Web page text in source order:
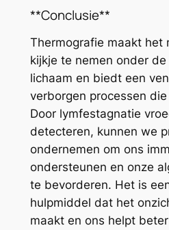
**Conclusie**
Thermografie maakt het
kijkje te nemen onder de
lichaam en biedt een
verborgen processen
Door lymfestagnatie
detecteren, kunnen we
ondernemen om ons
ondersteunen en onze
te bevorderen. Het is
hulpmiddel dat het
maakt en ons helpt